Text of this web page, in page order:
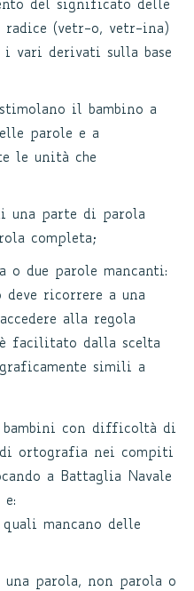
del significato delle
radice (vetr-o, vetr-ina)
vari derivati sulla base
il bambino a
parole e a
le unità che
una parte di parola
completa;
o due parole mancanti:
ricorrere a una
alla regola
facilitato dalla scelta
simili a
con difficoltà di
ortografia nei compiti
a Battaglia Navale
e:
mancano delle
una parola, non parola o